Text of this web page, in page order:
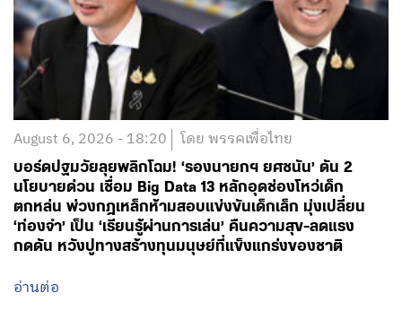
August 6, 2026 - 18:20 โดย พรรคเพื่อไทย
บอร์ดปฐมวัยลุยพลิกโฉม! ‘รองนายกฯ ยศชนัน’ ดัน 2
นโยบายด่วน เชื่อม Big Data 13 หลักอุดช่องโหว่เด็ก
ตกหล่น พ่วงกฎเหล็กห้ามสอบแข่งขันเด็กเล็ก มุ่งเปลี่ยน
‘ท่องจำ’ เป็น ‘เรียนรู้ผ่านการเล่น’ คืนความสุข-ลดแรง
กดดัน หวังปูทางสร้างทุนมนุษย์ที่แข็งแกร่งของชาติ
อ่านต่อ